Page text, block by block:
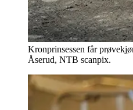
Kronprinsessen får
Åserud, NTB scanpix.